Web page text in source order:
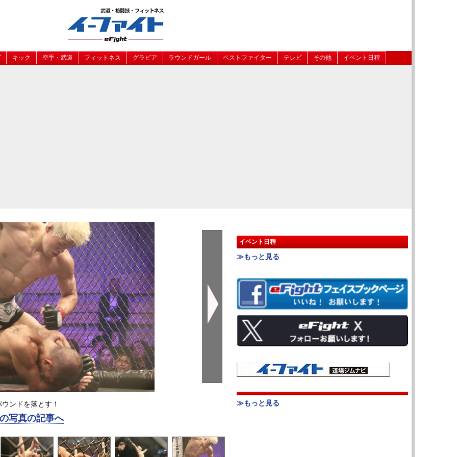
キック 空手・武道 フィットネス グラビア ラウンドガール ベストファイター テレビ その他 イベント日程
ウンドを落とす！
写真の記事へ
イベント日程
≫もっと見る
≫もっと見る